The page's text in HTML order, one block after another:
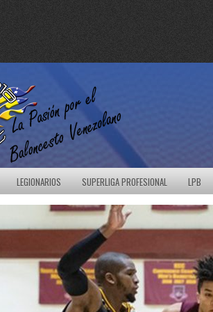
LEGIONARIOS SUPERLIGA PROFESIONAL LPB